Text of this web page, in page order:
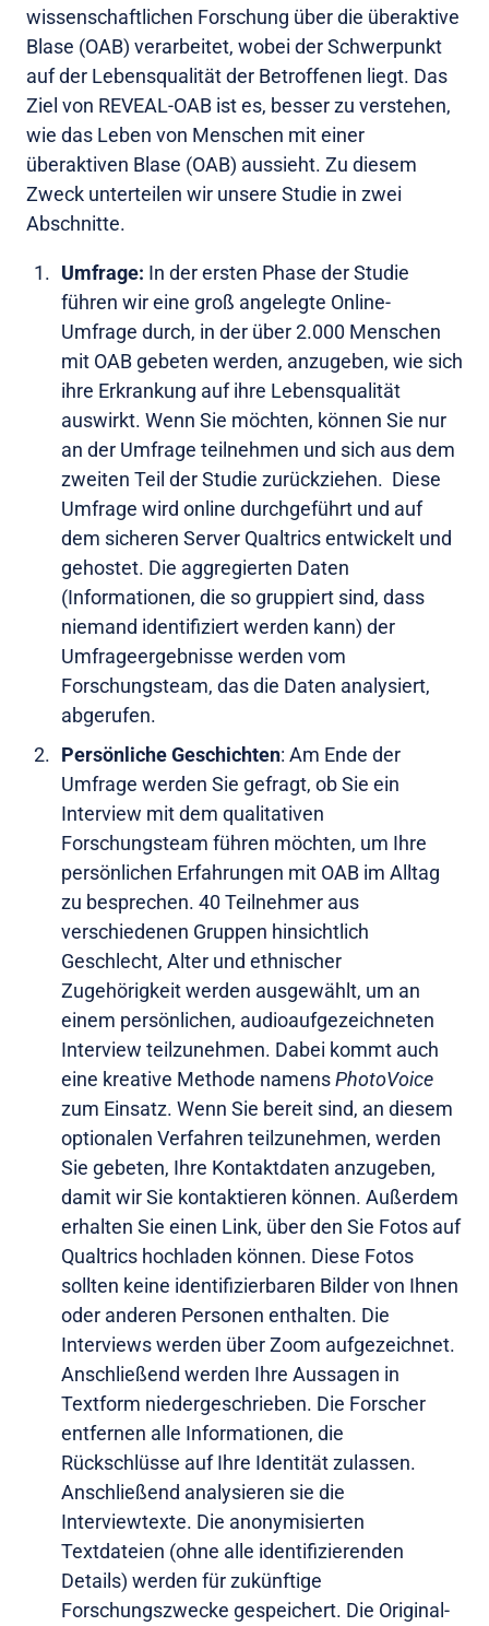
wissenschaftlichen Forschung über die überaktive
Blase (OAB) verarbeitet, wobei der Schwerpunkt
auf der Lebensqualität der Betroffenen liegt. Das
Ziel von REVEAL-OAB ist es, besser zu verstehen,
wie das Leben von Menschen mit einer
überaktiven Blase (OAB) aussieht. Zu diesem
Zweck unterteilen wir unsere Studie in zwei
Abschnitte.
Umfrage: In der ersten Phase der Studie
führen wir eine groß angelegte Online-
Umfrage durch, in der über 2.000 Menschen
mit OAB gebeten werden, anzugeben, wie sich
ihre Erkrankung auf ihre Lebensqualität
auswirkt. Wenn Sie möchten, können Sie nur
an der Umfrage teilnehmen und sich aus dem
zweiten Teil der Studie zurückziehen. Diese
Umfrage wird online durchgeführt und auf
dem sicheren Server Qualtrics entwickelt und
gehostet. Die aggregierten Daten
(Informationen, die so gruppiert sind, dass
niemand identifiziert werden kann) der
Umfrageergebnisse werden vom
Forschungsteam, das die Daten analysiert,
abgerufen.
Persönliche Geschichten: Am Ende der
Umfrage werden Sie gefragt, ob Sie ein
Interview mit dem qualitativen
Forschungsteam führen möchten, um Ihre
persönlichen Erfahrungen mit OAB im Alltag
zu besprechen. 40 Teilnehmer aus
verschiedenen Gruppen hinsichtlich
Geschlecht, Alter und ethnischer
Zugehörigkeit werden ausgewählt, um an
einem persönlichen, audioaufgezeichneten
Interview teilzunehmen. Dabei kommt auch
eine kreative Methode namensPhotoVoice
zum Einsatz. Wenn Sie bereit sind, an diesem
optionalen Verfahren teilzunehmen, werden
Sie gebeten, Ihre Kontaktdaten anzugeben,
damit wir Sie kontaktieren können. Außerdem
erhalten Sie einen Link, über den Sie Fotos auf
Qualtrics hochladen können. Diese Fotos
sollten keine identifizierbaren Bilder von Ihnen
oder anderen Personen enthalten. Die
Interviews werden über Zoom aufgezeichnet.
Anschließend werden Ihre Aussagen in
Textform niedergeschrieben. Die Forscher
entfernen alle Informationen, die
Rückschlüsse auf Ihre Identität zulassen.
Anschließend analysieren sie die
Interviewtexte. Die anonymisierten
Textdateien (ohne alle identifizierenden
Details) werden für zukünftige
Forschungszwecke gespeichert. Die Original-